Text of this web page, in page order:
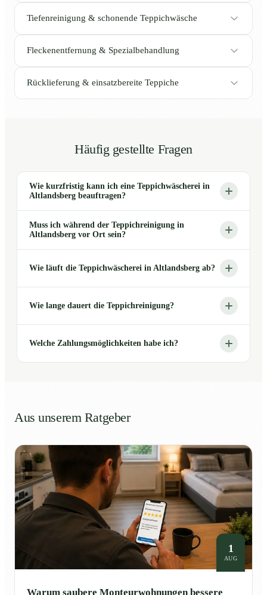
Tiefenreinigung & schonende Teppichwäsche
Fleckenentfernung & Spezialbehandlung
Rücklieferung & einsatzbereite Teppiche
Häufig gestellte Fragen
Wie kurzfristig kann ich eine Teppichwäscherei in
Altlandsberg beauftragen?
Muss ich während der Teppichreinigung in
Altlandsberg vor Ort sein?
Wie läuft die Teppichwäscherei in Altlandsberg ab?
Wie lange dauert die Teppichreinigung?
Welche Zahlungsmöglichkeiten habe ich?
Aus unserem Ratgeber
1
AUG
Warum saubere Monteurwohnungen bessere